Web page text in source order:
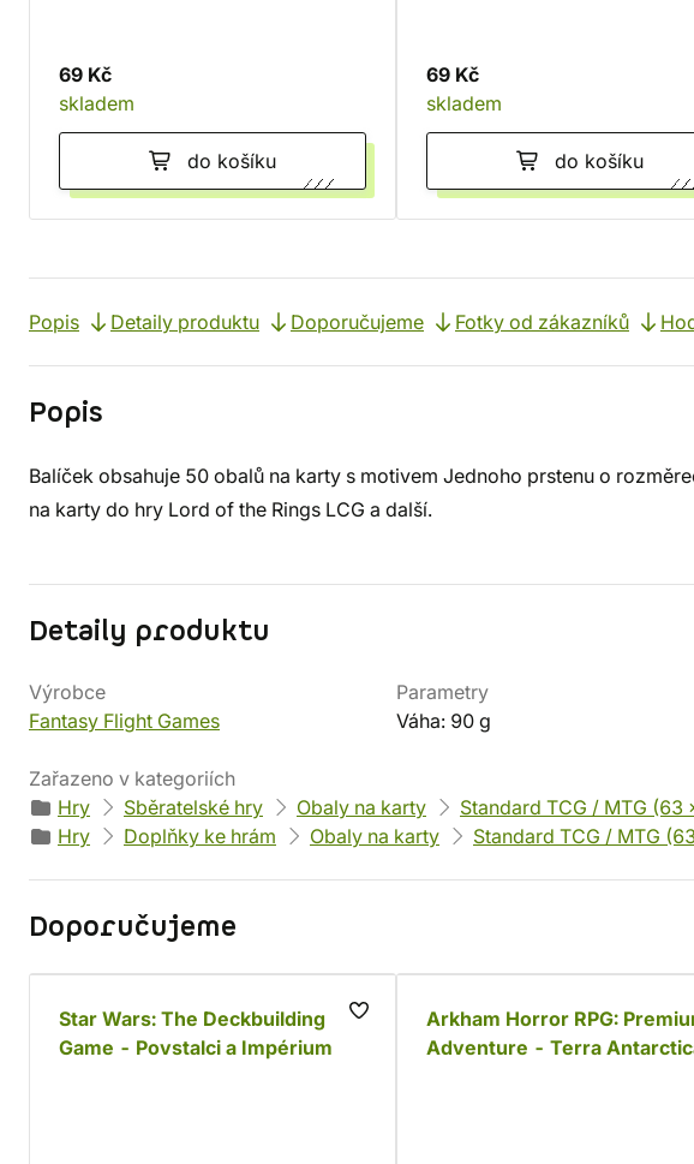
69 Kč
skladem
do košíku
69 Kč
skladem
do košíku
Popis Detaily produktu Doporučujeme Fotky od zákazníků
Popis
Balíček obsahuje 50 obalů na karty s motivem Jednoho prstenu o
na karty do hry Lord of the Rings LCG a další.
Detaily produktu
Výrobce
Fantasy Flight Games
Parametry
Váha: 90 g
Zařazeno v kategoriích
Hry
Sběratelské hry Obaly na karty
Standard TCG / MTG (63
Hry
Doplňky ke hrám Obaly na karty Standard TCG / MTG
Doporučujeme
Star Wars: The Deckbuilding
Game - Povstalci a Impérium
Arkham Horror RPG:
Adventure - Terra